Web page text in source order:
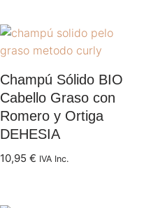
Champú Sólido BIO
Cabello Graso con
Romero y Ortiga
DEHESIA
10,95€ IVA Inc.